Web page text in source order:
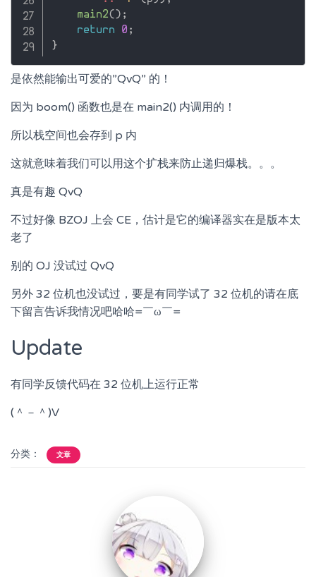
main2( ) ;
return
0 ;
}
是依然能输出可爱的”QvQ” 的！
因为 boom() 函数也是在 main2() 内调用的！
所以栈空间也会存到 p 内
这就意味着我们可以用这个扩栈来防止递归爆栈。。。
真是有趣 QvQ
不过好像 BZOJ 上会 CE，估计是它的编译器实在是版本太
老了
别的 OJ 没试过 QvQ
另外 32 位机也没试过，要是有同学试了 32 位机的请在底
下留言告诉我情况吧哈哈=￣ω￣=
Update
有同学反馈代码在 32 位机上运行正常
(＾－＾)V
分类： 文章